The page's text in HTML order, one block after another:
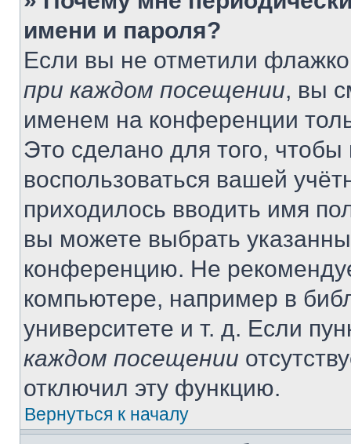
имени и пароля?
Если вы не отметили
при каждом посещении, вы
именем на конференции
Это сделано для того, чтобы
воспользоваться вашей
приходилось вводить имя
вы можете выбрать
конференцию. Не
компьютере, например в
университете и т. д. Если
каждом посещении
отключил эту функцию.
Вернуться к началу